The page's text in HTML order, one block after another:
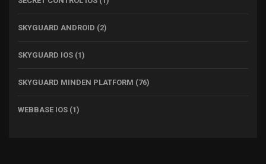
SKYGUARD ANDROID (2)
SKYGUARD IOS (1)
SKYGUARD MINDEN PLATFORM (76)
WEBBASE IOS (1)